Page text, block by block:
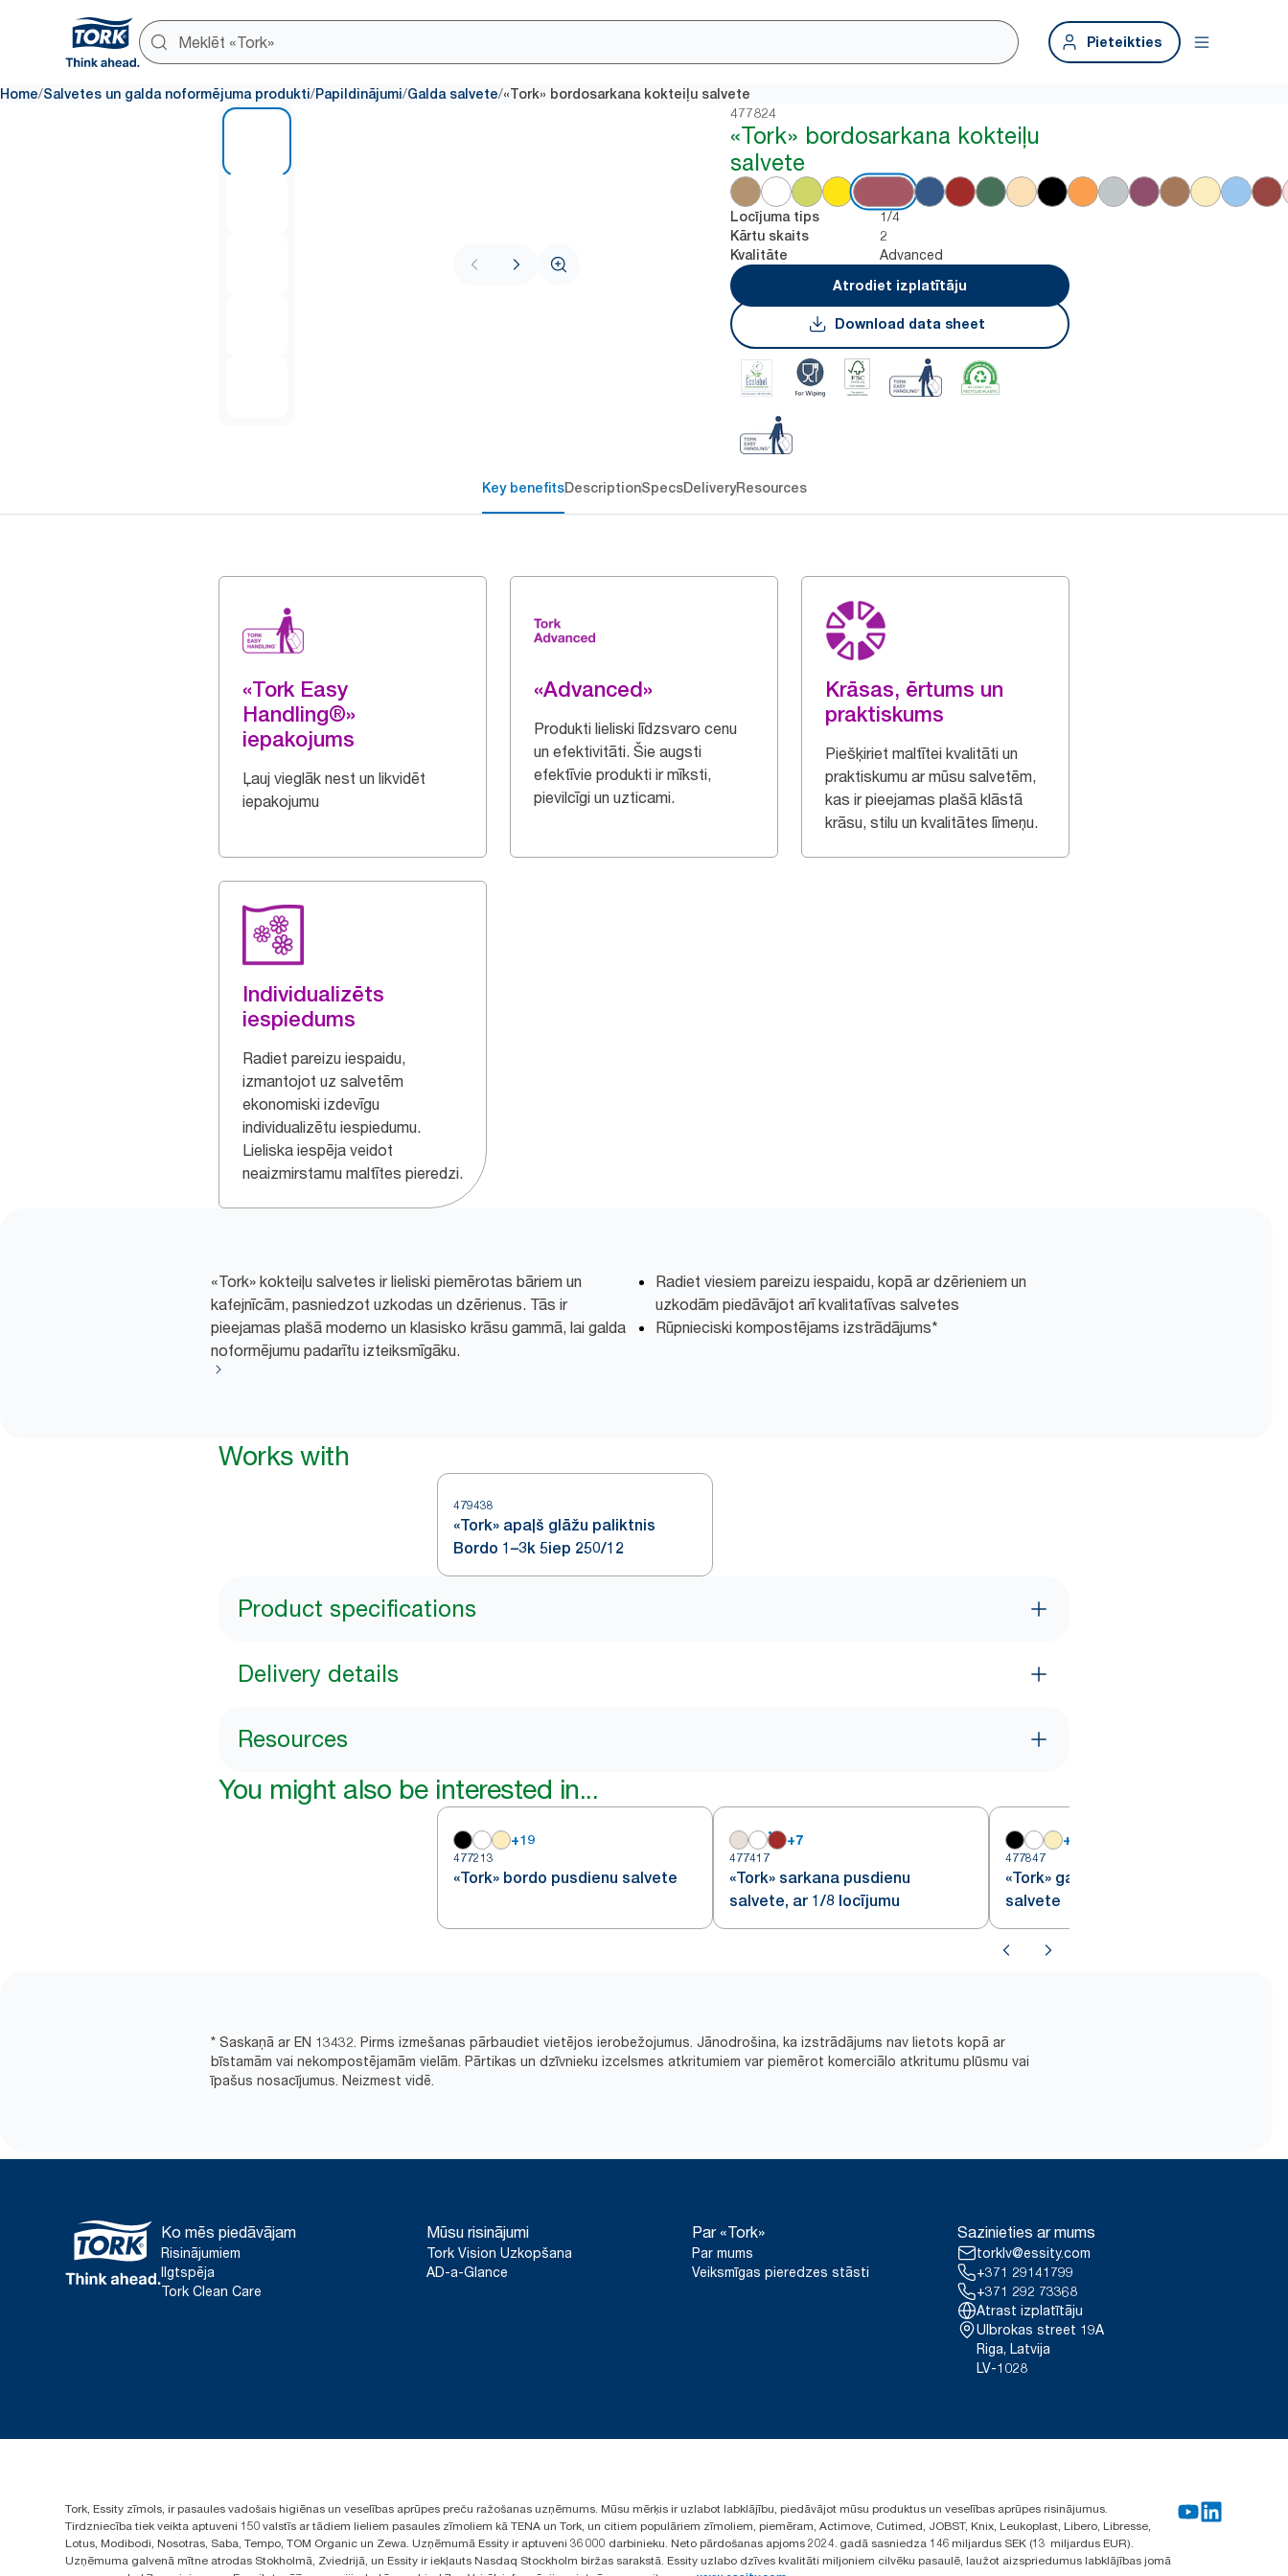
Pieteikties
Home/Salvetes un galda noformējuma produkti/Papildinājumi/Galda salvete/«Tork» bordosarkana kokteiļu salvete
477824
«Tork» bordosarkana kokteiļu
salvete
Locījuma tips 1/4
Kārtu skaits 2
Kvalitāte
Advanced
Atrodiet izplatītāju
Download data sheet
Key benefitsDescriptionSpecsDeliveryResources
«Tork Easy
Handling®»
iepakojums
Ļauj vieglāk nest un likvidēt
iepakojumu
«Advanced»
Produkti lieliski līdzsvaro cenu
un efektivitāti. Šie augsti
efektīvie produkti ir mīksti,
pievilcīgi un uzticami.
Krāsas, ērtums un
praktiskums
Piešķiriet maltītei kvalitāti un
praktiskumu ar mūsu salvetēm,
kas ir pieejamas plašā klāstā
krāsu, stilu un kvalitātes līmeņu.
Individualizēts
iespiedums
Radiet pareizu iespaidu,
izmantojot uz salvetēm
ekonomiski izdevīgu
individualizētu iespiedumu.
Lieliska iespēja veidot
neaizmirstamu maltītes pieredzi.
«Tork» kokteiļu salvetes ir lieliski piemērotas bāriem un
kafejnīcām, pasniedzot uzkodas un dzērienus. Tās ir
pieejamas plašā moderno un klasisko krāsu gammā, lai galda
noformējumu padarītu izteiksmīgāku.
Radiet viesiem pareizu iespaidu, kopā ar dzērieniem un
uzkodām piedāvājot arī kvalitatīvas salvetes
Rūpnieciski kompostējams izstrādājums*
Works with
479438
«Tork» apaļš glāžu paliktnis
Bordo 1–3k 5iep 250/12
Product specifications
Delivery details
Resources
You might also be interested in...
+19
477213
«Tork» bordo pusdienu salvete
+7
477417
«Tork» sarkana pusdienu
salvete, ar 1/8 locījumu
+
477847
«Tork» gaišsārta pusdienu
salvete
* Saskaņā ar EN 13432. Pirms izmešanas pārbaudiet vietējos ierobežojumus. Jānodrošina, ka izstrādājums nav lietots kopā ar
bīstamām vai nekompostējamām vielām. Pārtikas un dzīvnieku izcelsmes atkritumiem var piemērot komerciālo atkritumu plūsmu vai
īpašus nosacījumus. Neizmest vidē.
Ko mēs piedāvājam
Risinājumiem
Ilgtspēja
Tork Clean Care
Mūsu risinājumi
Tork Vision Uzkopšana
AD-a-Glance
Par «Tork»
Par mums
Veiksmīgas pieredzes stāsti
Sazinieties ar mums
torklv@essity.com
+371 29141799
+371 292 73368
Atrast izplatītāju
Ulbrokas street 19A
Riga, Latvija
LV-1028
Tork, Essity zīmols, ir pasaules vadošais higiēnas un veselības aprūpes preču ražošanas uzņēmums. Mūsu mērķis ir uzlabot labklājību, piedāvājot mūsu produktus un veselības aprūpes risinājumus.
Tirdzniecība tiek veikta aptuveni 150 valstīs ar tādiem lieliem pasaules zīmoliem kā TENA un Tork, un citiem populāriem zīmoliem, piemēram, Actimove, Cutimed, JOBST, Knix, Leukoplast, Libero, Libresse,
Lotus, Modibodi, Nosotras, Saba, Tempo, TOM Organic un Zewa. Uzņēmumā Essity ir aptuveni 36 000 darbinieku. Neto pārdošanas apjoms 2024. gadā sasniedza 146 miljardus SEK (13 miljardus EUR).
Uzņēmuma galvenā mītne atrodas Stokholmā, Zviedrijā, un Essity ir iekļauts Nasdaq Stockholm biržas sarakstā. Essity uzlabo dzīves kvalitāti miljoniem cilvēku pasaulē, laužot aizspriedumus labklājības jomā